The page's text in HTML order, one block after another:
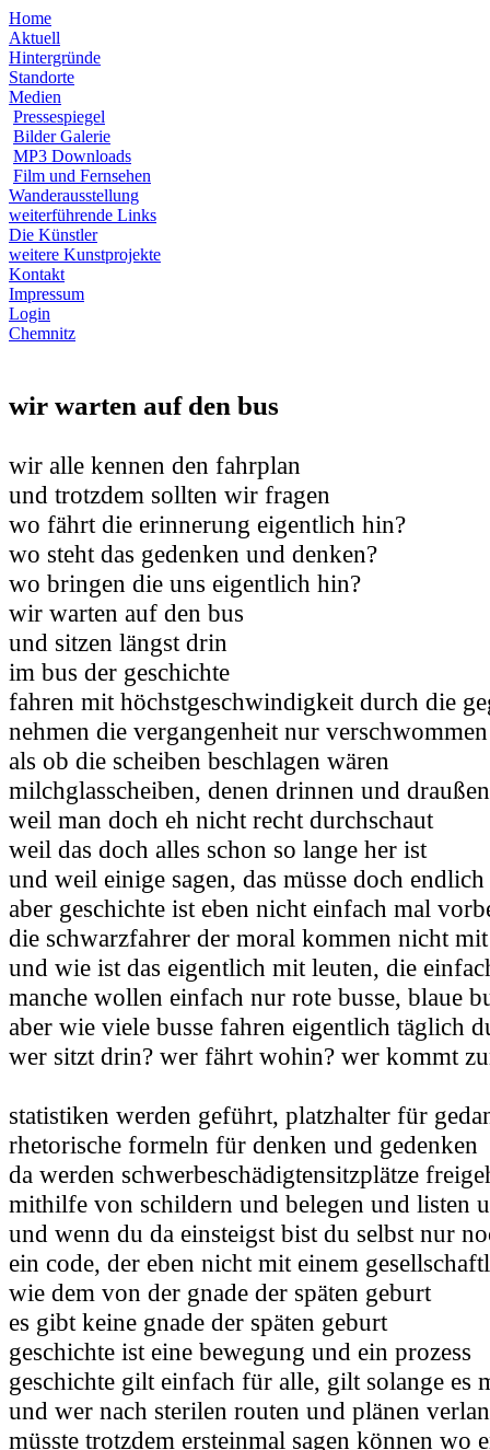
Home
Aktuell
Hintergründe
Standorte
Medien
Pressespiegel
Bilder Galerie
MP3 Downloads
Film und Fernsehen
Wanderausstellung
weiterführende Links
Die Künstler
weitere Kunstprojekte
Kontakt
Impressum
Login
Chemnitz
wir warten auf den bus
wir alle kennen den fahrplan
und trotzdem sollten wir fragen
wo fährt die erinnerung eigentlich hin?
wo steht das gedenken und denken?
wo bringen die uns eigentlich hin?
wir warten auf den bus
und sitzen längst drin
im bus der geschichte
fahren mit höchstgeschwindigkeit durch die
nehmen die vergangenheit nur
als ob die scheiben beschlagen wären
milchglasscheiben, denen drinnen und
weil man doch eh nicht recht durchschaut
weil das doch alles schon so lange her ist
und weil einige sagen, das müsse doch
aber geschichte ist eben nicht einfach mal
die schwarzfahrer der moral kommen nicht
und wie ist das eigentlich mit leuten, die
manche wollen einfach nur rote busse, blaue
aber wie viele busse fahren eigentlich täglich
wer sitzt drin? wer fährt wohin? wer kommt
statistiken werden geführt, platzhalter für
rhetorische formeln für denken und gedenken
da werden schwerbeschädigtensitzplätze
mithilfe von schildern und belegen und listen
und wenn du da einsteigst bist du selbst nur
ein code, der eben nicht mit einem
wie dem von der gnade der späten geburt
es gibt keine gnade der späten geburt
geschichte ist eine bewegung und ein prozess
geschichte gilt einfach für alle, gilt solange es
und wer nach sterilen routen und plänen
müsste trotzdem ersteinmal sagen können wo